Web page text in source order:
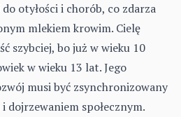
otyłości i chorób, co zdarza
mlekiem krowim. Cielę
szybciej, bo już w wieku 10
w wieku 13 lat. Jego
musi być zsynchronizowany
dojrzewaniem społecznym.